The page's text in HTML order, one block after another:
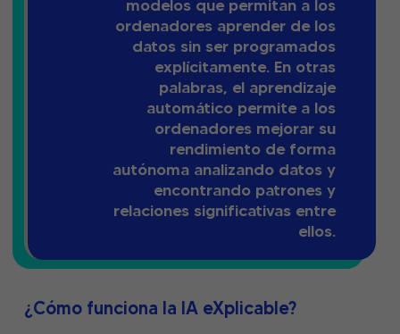
modelos que permitan a los
ordenadores aprender de los
datos sin ser programados
explícitamente. En otras
palabras, el aprendizaje
automático permite a los
ordenadores mejorar su
rendimiento de forma
autónoma analizando datos y
encontrando patrones y
relaciones significativas entre
ellos.
¿Cómo funciona la IA eXplicable?